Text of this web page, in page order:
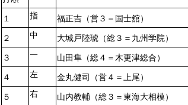
１
指 福正吉（営３＝国士舘）
２
中 大城戸陸琥（総３＝九州学院）
３
一 山田隼（総４＝木更津総合）
４
左 金丸健司（営４＝上尾）
５
右 山内教輔（総３＝東海大相模）